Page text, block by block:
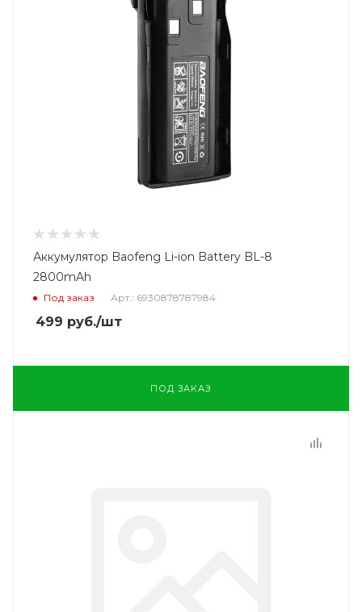
Аккумулятор Baofeng Li-ion Battery BL-8
2800mAh
Под заказ Арт.: 6930878787984
499 руб./шт
ПОД ЗАКАЗ